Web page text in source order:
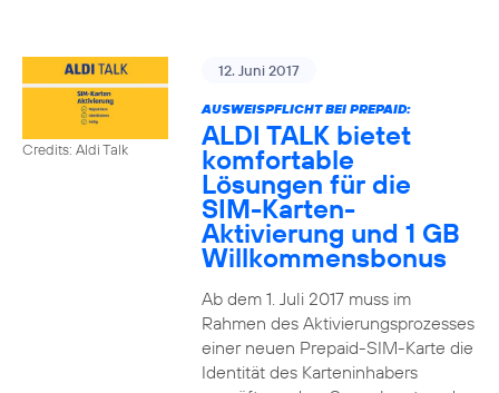
Credits: Aldi Talk
12. Juni 2017
AUSWEISPFLICHT BEI PREPAID:
ALDI TALK bietet
komfortable
Lösungen für die
SIM-Karten-
Aktivierung und 1 GB
Willkommensbonus
Ab dem 1. Juli 2017 muss im
Rahmen des Aktivierungsprozesses
einer neuen Prepaid-SIM-Karte die
Identität des Karteninhabers